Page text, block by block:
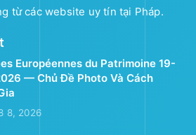
từ các website uy tín tại Pháp.
Européennes du Patrimoine 19-
— Chủ Đề Photo Và Cách
8, 2026